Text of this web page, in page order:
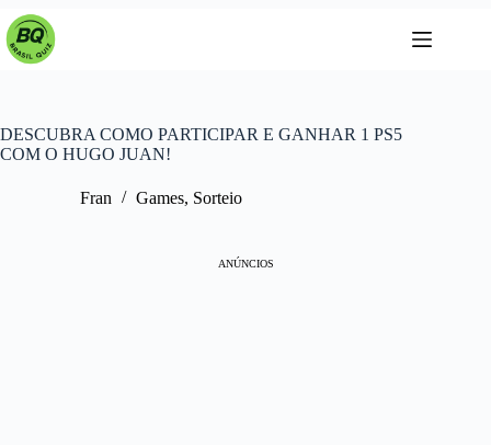
Pular
para
DESCUBRA COMO PARTICIPAR E GANHAR 1 PS5
COM O HUGO JUAN!
Fran Games, Sorteio
ANÚNCIOS